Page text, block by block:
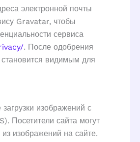
электронной почты
Gravatar, чтобы
сервиса
. После одобрения
видимым для
изображений с
Посетители сайта могут
изображений на сайте.